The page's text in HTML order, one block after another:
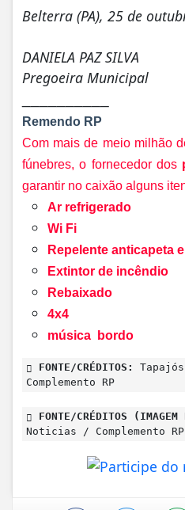
Belterra (PA), 25 de
DANIELA PAZ SILVA
Pregoeira Municipal
Remendo RP
Com mais de meio milhão
fúnebres, o fornecedor dos
garantir no caixão alguns
Ar refrigerado
Wi Fi
Repelente anticapeta
Extintor de incêndio
Rebaixado
4x4
música bordo
FONTE/CRÉDITOS:
Complemento RP
FONTE/CRÉDITOS
Noticias / Complemento RP